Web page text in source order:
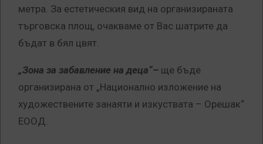
метра. За естетическия вид на организираната
търговска площ, очакваме от Вас шатрите да
бъдат в бял цвят.
„Зона за забавление на деца“– ще бъде
организирана от „Национално изложение на
художествените занаяти и изкуствата – Орешак“
ЕООД.